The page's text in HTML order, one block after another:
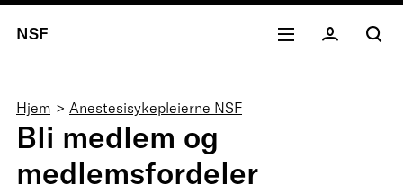
NSF
Navigasjonssti
Hjem Anestesisykepleierne NSF
Bli medlem og
medlemsfordeler